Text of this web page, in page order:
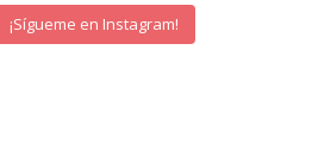
¡Sígueme en Instagram!